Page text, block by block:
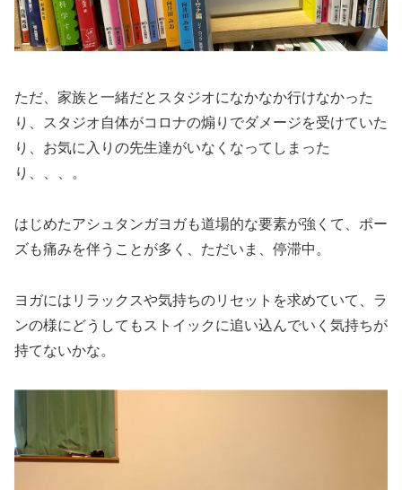
ただ、家族と一緒だとスタジオになかなか行けなかった
り、スタジオ自体がコロナの煽りでダメージを受けていた
り、お気に入りの先生達がいなくなってしまった
り、、、。
はじめたアシュタンガヨガも道場的な要素が強くて、ポー
ズも痛みを伴うことが多く、ただいま、停滞中。
ヨガにはリラックスや気持ちのリセットを求めていて、ラ
ンの様にどうしてもストイックに追い込んでいく気持ちが
持てないかな。